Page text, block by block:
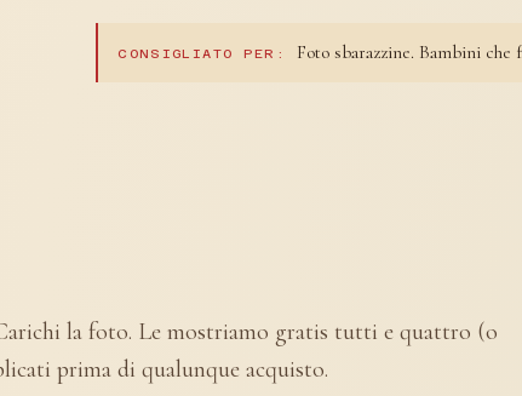
CONSIGLIATO PER: Foto sbarazzine. Bambini che
la foto. Le mostriamo gratis tutti e quattro (o
prima di qualunque acquisto.